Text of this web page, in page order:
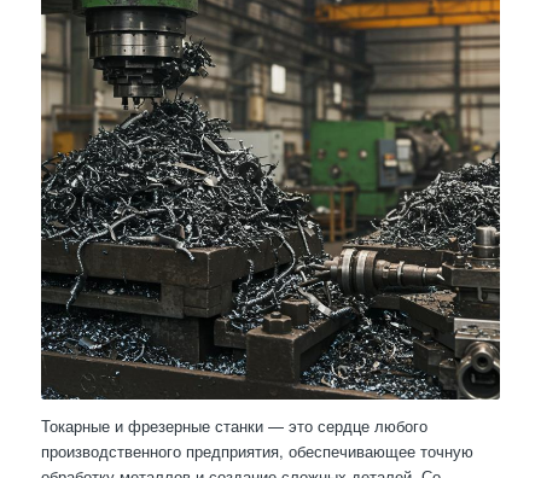
Токарные и фрезерные станки — это сердце любого
производственного предприятия, обеспечивающее точную